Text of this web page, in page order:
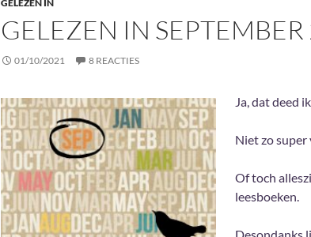
GELEZEN IN
GELEZEN IN
01/10/2021 8 REACTIES
Ja, dat deed
Niet zo super
Of toch
leesboeken.